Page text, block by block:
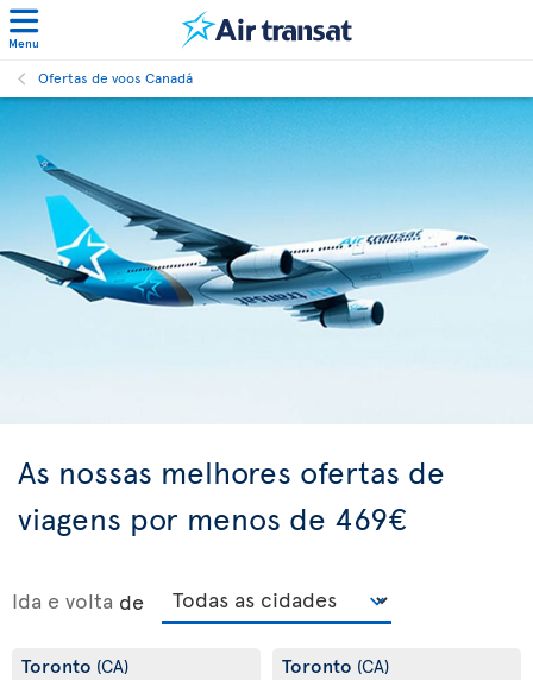
Menu
Ofertas de voos Canadá
As nossas melhores ofertas de
viagens por menos de 469€
Ida e volta de
Toronto (CA) Toronto (CA)